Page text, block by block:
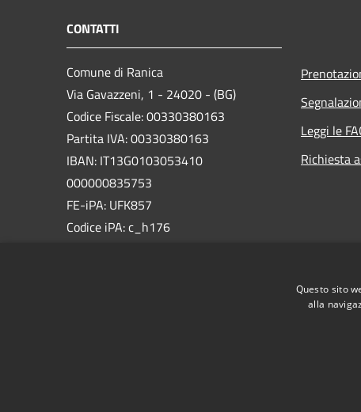
CONTATTI
Comune di Ranica
Via Gavazzeni, 1 - 24020 - (BG)
Codice Fiscale: 00330380163
Partita IVA: 00330380163
IBAN: IT13G0103053410
000000835753
FE-iPA: UFK857
Codice iPA: c_h176
Leggi le
Richiesta
Questo sito
alla